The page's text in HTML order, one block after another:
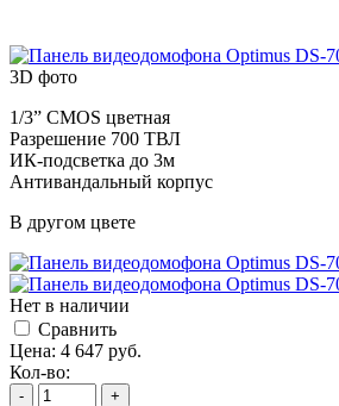
3D фото
1/3” CMOS цветная
Разрешение 700 ТВЛ
ИК-подсветка до 3м
Антивандальный корпус
В другом цвете
Нет в наличии
Cравнить
Цена: 4 647 руб.
Кол-во:
- +